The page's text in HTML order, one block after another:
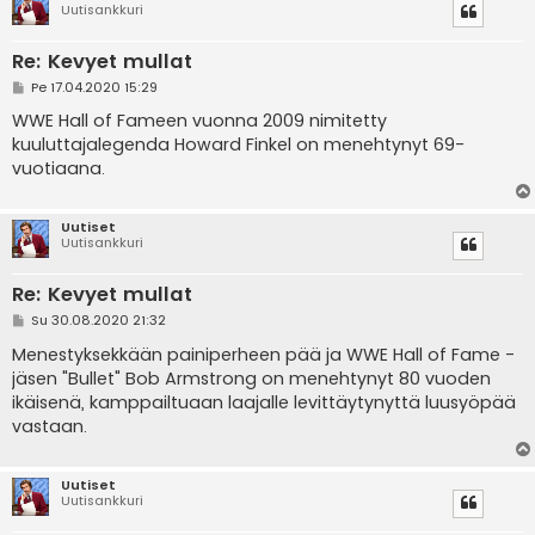
Uutisankkuri
Re: Kevyet mullat
V
e
s
t
i
Pe 17.04.2020 15:29
WWE Hall of Fameen vuonna 2009 nimitetty
kuuluttajalegenda Howard Finkel on menehtynyt 69-
vuotiaana.
Uutiset
Uutisankkuri
Re: Kevyet mullat
V
e
s
t
i
Su 30.08.2020 21:32
Menestyksekkään painiperheen pää ja WWE Hall of Fame -
jäsen "Bullet" Bob Armstrong on menehtynyt 80 vuoden
ikäisenä, kamppailtuaan laajalle levittäytynyttä luusyöpää
vastaan.
Uutiset
Uutisankkuri